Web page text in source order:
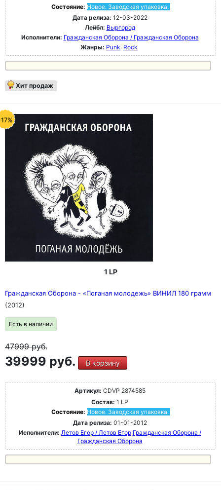
Состояние: Новое. Заводская упаковка.
Дата релиза: 12-03-2022
Лейбл: Выргород
Исполнители: Гражданская Оборона / Гражданская Оборона
Жанры: Punk Rock
Хит продаж
1 LP
Гражданская Оборона - «Поганая молодежь» ВИНИЛ 180 грамм
(2012)
Есть в наличии
47999руб.
39999 руб. В корзину
Артикул: CDVP 2874585
Состав: 1 LP
Состояние: Новое. Заводская упаковка.
Дата релиза: 01-01-2012
Исполнители: Летов Егор / Летов Егор Гражданская Оборона /
Гражданская Оборона